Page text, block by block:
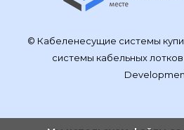
© Кабеленесущие системы
системы кабельных лотков